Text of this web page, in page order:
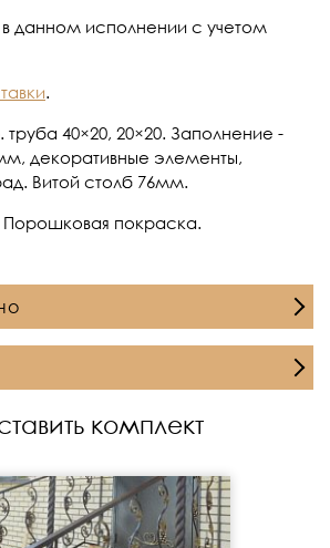
данном исполнении с учетом
.
40×20, 20×20. Заполнение -
декоративные элементы,
Витой столб 76мм.
Порошковая покраска.
комплект